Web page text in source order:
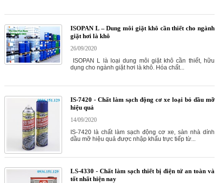
ISOPAN L – Dung môi giặt khô cần thiết cho ngành
giặt hơi là khô
26/09/2020
ISOPAN L là loại dung môi giặt khô cần thiết, hữu
dụng cho ngành giặt hơi là khô. Hóa chất...
IS-7420 - Chất làm sạch động cơ xe loại bỏ dầu mỡ
hiệu quả
14/09/2020
IS-7420 là chất làm sạch động cơ xe, sàn nhà dính
dầu mỡ hiệu quả được nhập khẩu trực tiếp từ...
LS-4330 - Chất làm sạch thiết bị điện tử an toàn và
tốt nhất hiện nay